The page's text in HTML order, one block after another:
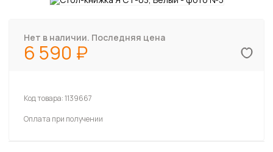
Нет в наличии. Последняя цена
6 590
Код товара:1139667
Оплата при получении